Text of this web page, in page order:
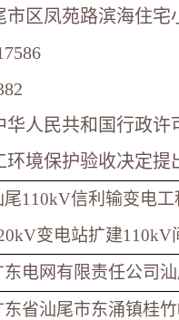
区凤苑路滨海住宅
华人民共和国行政
境保护验收决定提
尾110kV信利输变电
变电站扩建110kV
东电网有限责任公司
东省汕尾市东涌镇桂